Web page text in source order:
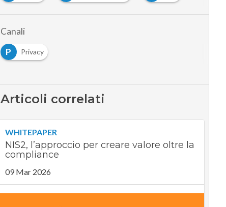
Canali
P
Privacy
Articoli correlati
WHITEPAPER
NIS2, l’approccio per creare valore oltre la
compliance
09 Mar 2026